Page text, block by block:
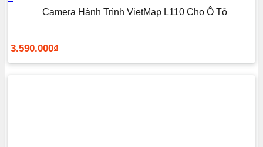
Camera Hành Trình VietMap L110 Cho Ô Tô
3.590.000₫